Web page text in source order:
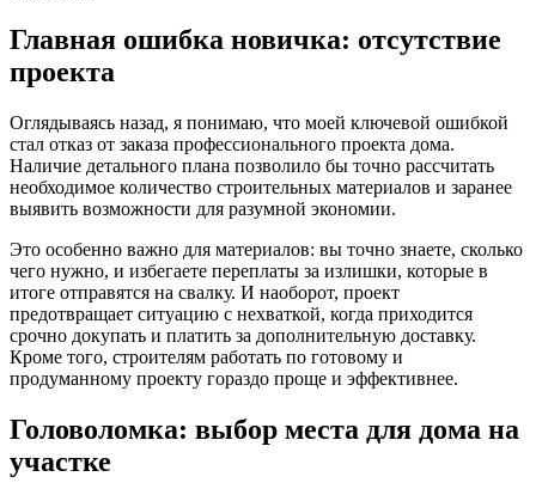
Главная ошибка новичка: отсутствие
проекта
Оглядываясь назад, я понимаю, что моей ключевой ошибкой
стал отказ от заказа профессионального проекта дома.
Наличие детального плана позволило бы точно рассчитать
необходимое количество строительных материалов и заранее
выявить возможности для разумной экономии.
Это особенно важно для материалов: вы точно знаете, сколько
чего нужно, и избегаете переплаты за излишки, которые в
итоге отправятся на свалку. И наоборот, проект
предотвращает ситуацию с нехваткой, когда приходится
срочно докупать и платить за дополнительную доставку.
Кроме того, строителям работать по готовому и
продуманному проекту гораздо проще и эффективнее.
Головоломка: выбор места для дома на
участке